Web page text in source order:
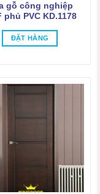
gỗ công nghiệp
phủ PVC KD.1178
ĐẶT HÀNG